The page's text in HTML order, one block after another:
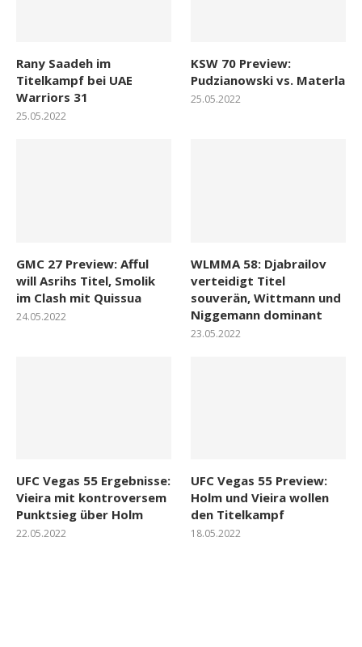
Rany Saadeh im
Titelkampf bei UAE
Warriors 31
25.05.2022
KSW 70 Preview:
Pudzianowski vs. Materla
25.05.2022
GMC 27 Preview: Afful
will Asrihs Titel, Smolik
im Clash mit Quissua
24.05.2022
WLMMA 58: Djabrailov
verteidigt Titel
souverän, Wittmann und
Niggemann dominant
23.05.2022
UFC Vegas 55 Ergebnisse:
Vieira mit kontroversem
Punktsieg über Holm
22.05.2022
UFC Vegas 55 Preview:
Holm und Vieira wollen
den Titelkampf
18.05.2022